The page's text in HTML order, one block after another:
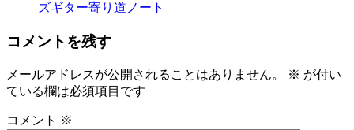
ズギター寄り道ノート
コメントを残す
メールアドレスが公開されることはありません。 ※ が付い
ている欄は必須項目です
コメント ※